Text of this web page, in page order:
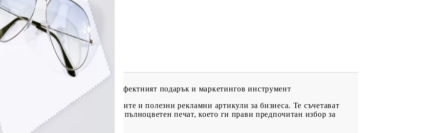
с пълноцветен печат – перфектният подарък и маркетингов инструмент
очила са един от най-ефективните и полезни рекламни артикули за бизнеса. Те съчетават
за уникален дизайн чрез пълноцветен печат, което ги прави предпочитан избор за